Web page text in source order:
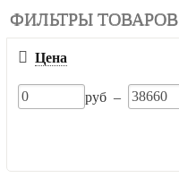
ФИЛЬТРЫ ТОВАРОВ
Цена
руб –